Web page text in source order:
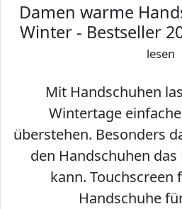
Damen warme
Winter - Bestseller
lesen
Mit Handschuhen
Wintertage
überstehen. Besonders
den Handschuhen
kann. Touchscreen
Handschuhe